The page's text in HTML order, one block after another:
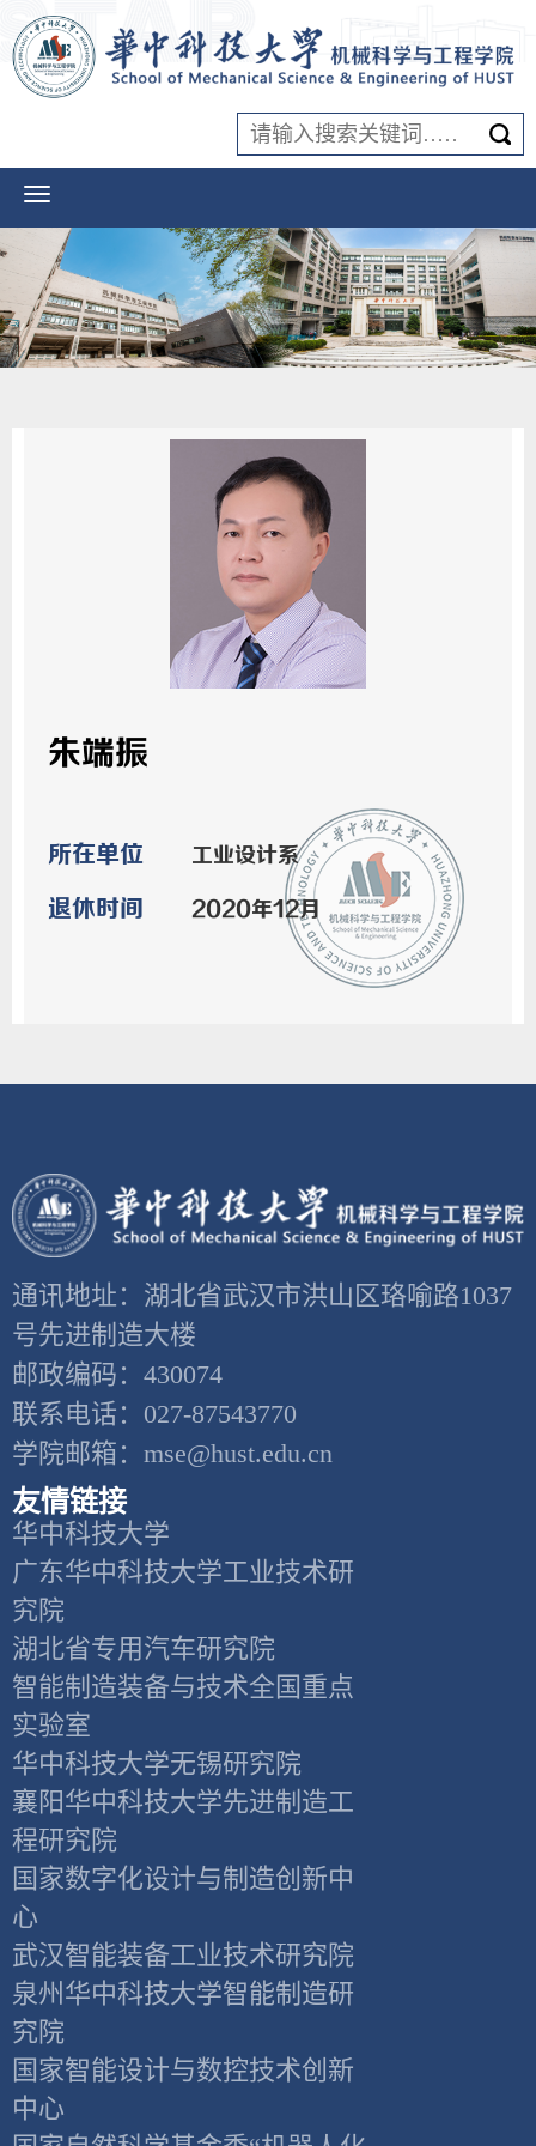
朱端振
所在单位 工业设计系
退休时间 2020年12月
通讯地址：湖北省武汉市洪山区珞喻路1037
号先进制造大楼
邮政编码：430074
联系电话：027-87543770
学院邮箱：mse@hust.edu.cn
友情链接
华中科技大学
广东华中科技大学工业技术研
究院
湖北省专用汽车研究院
智能制造装备与技术全国重点
实验室
华中科技大学无锡研究院
襄阳华中科技大学先进制造工
程研究院
国家数字化设计与制造创新中
心
武汉智能装备工业技术研究院
泉州华中科技大学智能制造研
究院
国家智能设计与数控技术创新
中心